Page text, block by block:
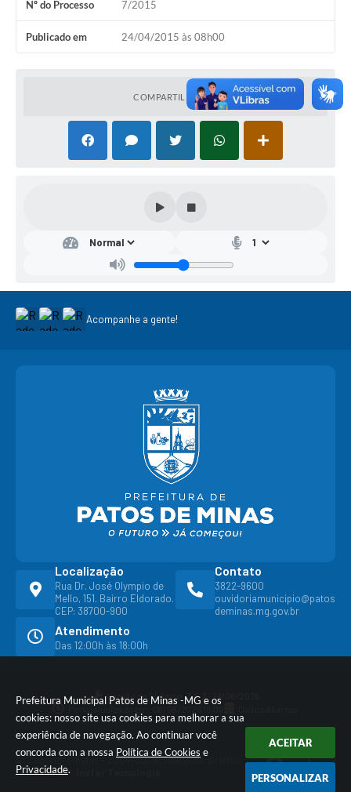
Prefeitura Municipal Patos de Minas -MG e os
cookies: nosso site usa cookies para melhorar a sua
experiência de navegação. Ao continuar você
concorda com a nossa Política de Cookies e
Privacidade.
ACEITAR
PERSONALIZAR
Nº do Processo 7/2015
Publicado em 24/04/2015 às 08h00
COMPARTILHAR
Acompanhe a gente!
Localização
Rua Dr. José Olympio de
Mello, 151. Bairro Eldorado.
CEP: 38700-900
Contato
3822-9600
ouvidoriamunicipio@patos
deminas.mg.gov.br
Atendimento
Das 12:00h às 18:00h
Versão do Sistema:3.5.3 - 19/06/2026
Portal atualizado em:
© Copyright Instar - 2006-2026. Todos os direitos
reservados -